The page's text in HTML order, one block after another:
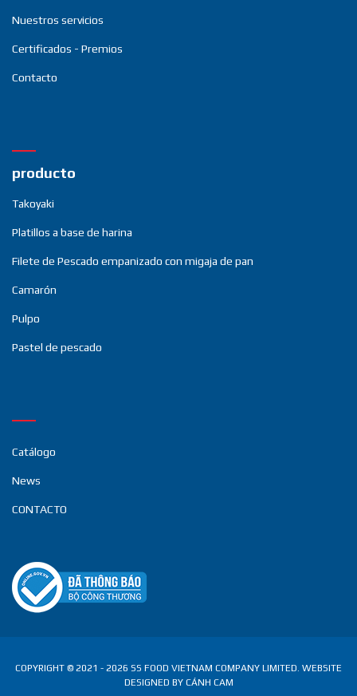
Nuestros servicios
Certificados - Premios
Contacto
producto
Takoyaki
Platillos a base de harina
Filete de Pescado empanizado con migaja de pan
Camarón
Pulpo
Pastel de pescado
Catálogo
News
CONTACTO
COPYRIGHT © 2021 - 2026 SS FOOD VIETNAM COMPANY LIMITED. WEBSITE
DESIGNED BY CÁNH CAM